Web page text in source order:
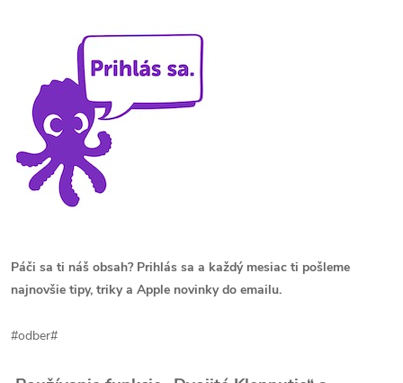
Páči sa ti náš obsah? Prihlás sa a každý mesiac ti pošleme
najnovšie tipy, triky a Apple novinky do emailu.
#odber#